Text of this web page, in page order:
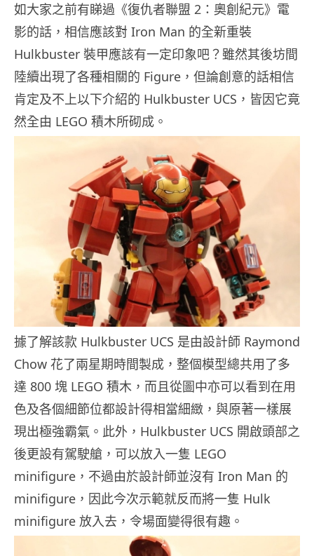
如大家之前有睇過《復仇者聯盟 2：奧創紀元》電
影的話，相信應該對 Iron Man 的全新重裝
Hulkbuster 裝甲應該有一定印象吧？雖然其後坊間
陸續出現了各種相關的 Figure，但論創意的話相信
肯定及不上以下介紹的 Hulkbuster UCS，皆因它竟
然全由 LEGO 積木所砌成。
據了解該款 Hulkbuster UCS 是由設計師 Raymond
Chow 花了兩星期時間製成，整個模型總共用了多
達 800 塊 LEGO 積木，而且從圖中亦可以看到在用
色及各個細節位都設計得相當細緻，與原著一樣展
現出極強霸氣。此外，Hulkbuster UCS 開啟頭部之
後更設有駕駛艙，可以放入一隻 LEGO
minifigure，不過由於設計師並沒有 Iron Man 的
minifigure，因此今次示範就反而將一隻 Hulk
minifigure 放入去，令場面變得很有趣。